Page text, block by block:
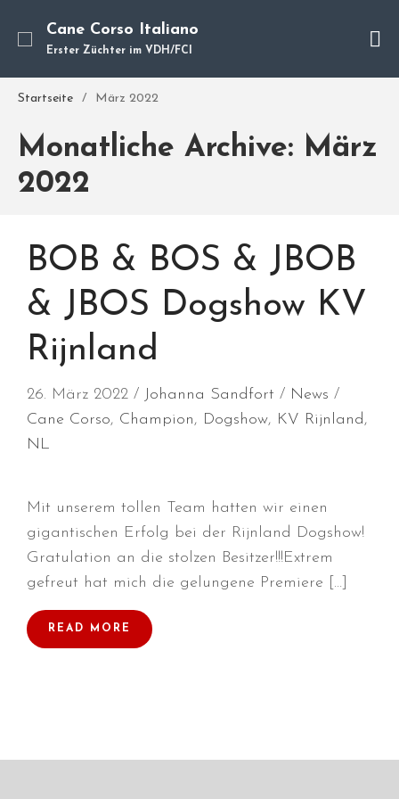
Würfe
Hundevermittlung
Blog
in Hallbergmoos (D)!
Voller Erfolg in Arnhem (NL)!
Zino Della Dorsale sucht ein
neues Zuhause!
Cane Corso Italiano
Erster Züchter im VDH/FCI
Startseite / März 2022
Monatliche Archive: März
2022
BOB & BOS & JBOB
& JBOS Dogshow KV
Rijnland
26. März 2022 Johanna Sandfort
News
Cane Corso, Champion, Dogshow, KV Rijnland,
NL
Mit unserem tollen Team hatten wir einen
gigantischen Erfolg bei der Rijnland Dogshow!
Gratulation an die stolzen Besitzer!!!Extrem
gefreut hat mich die gelungene Premiere […]
READ MORE